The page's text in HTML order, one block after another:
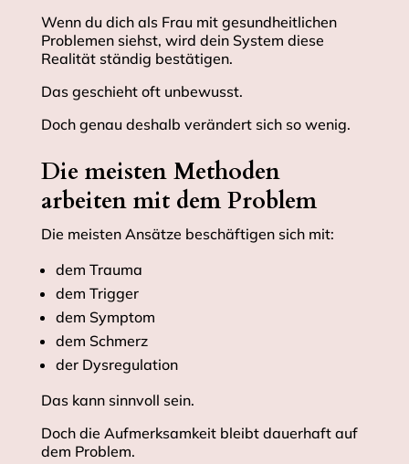
Wenn du dich als Frau mit gesundheitlichen
Problemen siehst, wird dein System diese
Realität ständig bestätigen.
Das geschieht oft unbewusst.
Doch genau deshalb verändert sich so wenig.
Die meisten Methoden
arbeiten mit dem Problem
Die meisten Ansätze beschäftigen sich mit:
dem Trauma
dem Trigger
dem Symptom
dem Schmerz
der Dysregulation
Das kann sinnvoll sein.
Doch die Aufmerksamkeit bleibt dauerhaft auf
dem Problem.